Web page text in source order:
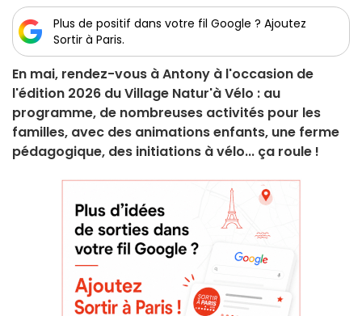
Plus de positif dans votre fil Google ? Ajoutez
Sortir à Paris.
En mai, rendez-vous à Antony à l'occasion de
l'édition 2026 du Village Natur'à Vélo : au
programme, de nombreuses activités pour les
familles, avec des animations enfants, une ferme
pédagogique, des initiations à vélo... ça roule !